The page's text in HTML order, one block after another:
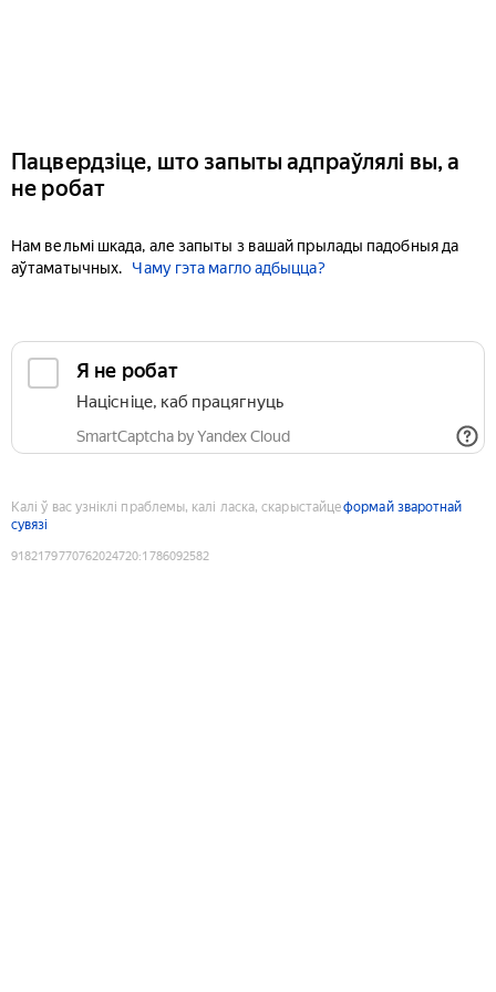
Пацвердзіце, што запыты адпраўлялі вы, а
не робат
Нам вельмі шкада, але запыты з вашай прылады падобныя да
аўтаматычных.
Чаму гэта магло адбыцца?
Я не робат
Націсніце, каб працягнуць
SmartCaptcha by Yandex Cloud
Калі ў вас узніклі праблемы, калі ласка, скарыстайцеформай зваротнай
сувязі
9182179770762024720:1786092582